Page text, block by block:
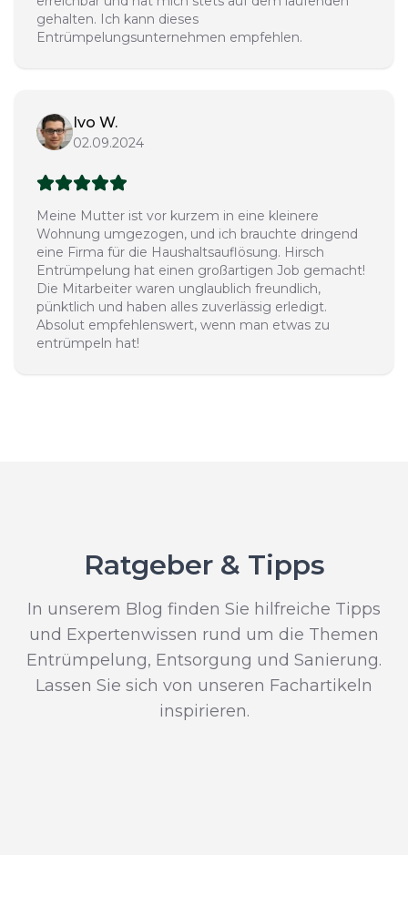
gehalten. Ich kann dieses
Entrümpelungsunternehmen empfehlen.
Ivo W.
02.09.2024
Meine Mutter ist vor kurzem in eine kleinere
Wohnung umgezogen, und ich brauchte dringend
eine Firma für die Haushaltsauflösung. Hirsch
Entrümpelung hat einen großartigen Job gemacht!
Die Mitarbeiter waren unglaublich freundlich,
pünktlich und haben alles zuverlässig erledigt.
Absolut empfehlenswert, wenn man etwas zu
entrümpeln hat!
Ratgeber & Tipps
In unserem Blog finden Sie hilfreiche Tipps
und Expertenwissen rund um die Themen
Entrümpelung, Entsorgung und Sanierung.
Lassen Sie sich von unseren Fachartikeln
inspirieren.